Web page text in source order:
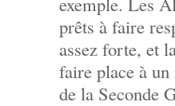
prêts à faire
assez forte, et
faire place à
de la Seconde